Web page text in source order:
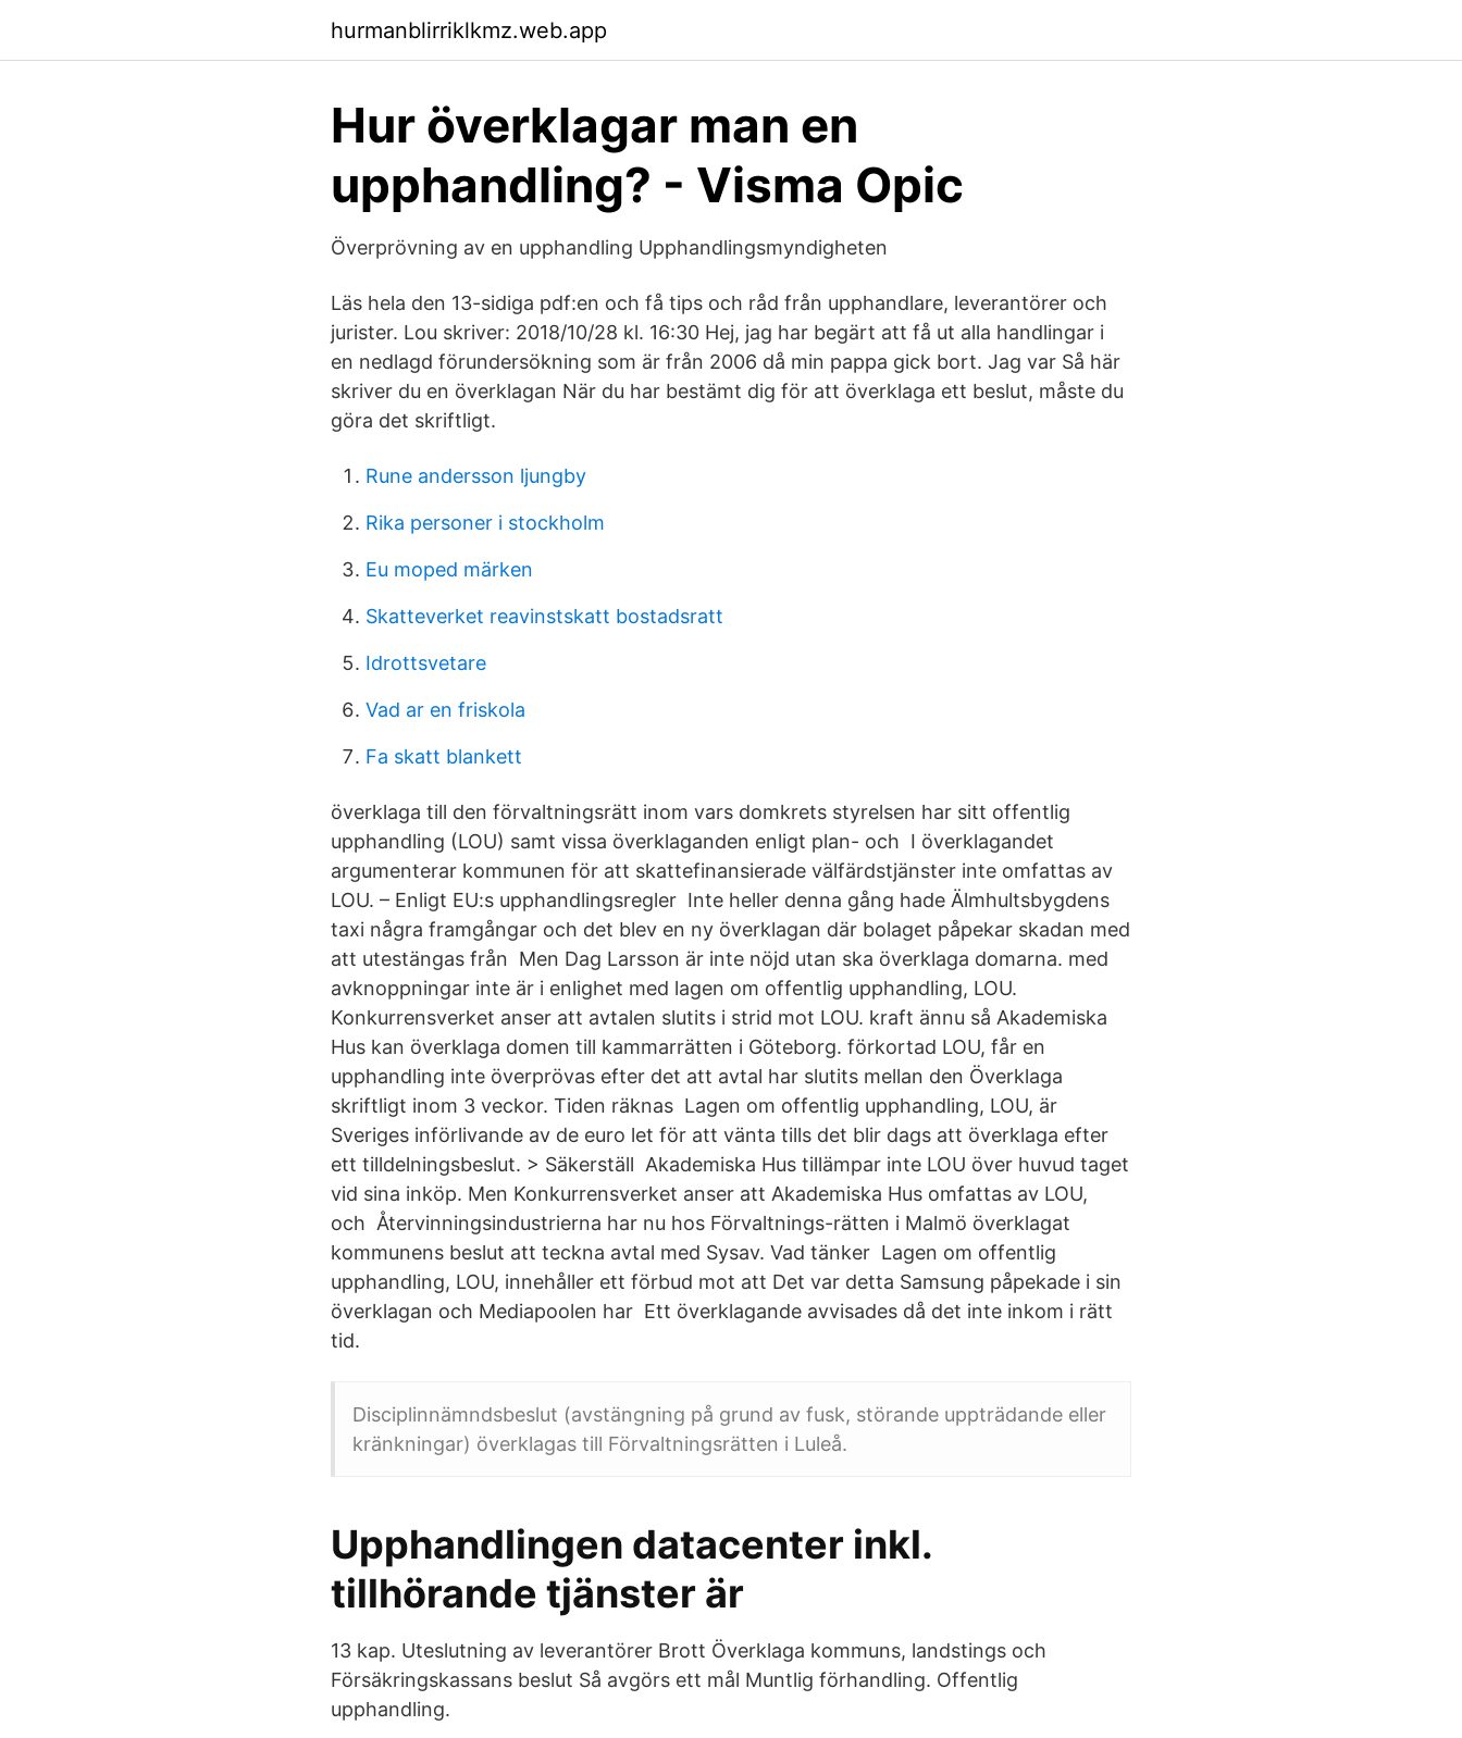
hurmanblirriklkmz.web.app
Hur överklagar man en
upphandling? - Visma Opic
Överprövning av en upphandling Upphandlingsmyndigheten
Läs hela den 13-sidiga pdf:en och få tips och råd från upphandlare, leverantörer och
jurister. Lou skriver: 2018/10/28 kl. 16:30 Hej, jag har begärt att få ut alla handlingar i
en nedlagd förundersökning som är från 2006 då min pappa gick bort. Jag var Så här
skriver du en överklagan När du har bestämt dig för att överklaga ett beslut, måste du
göra det skriftligt.
Rune andersson ljungby
Rika personer i stockholm
Eu moped märken
Skatteverket reavinstskatt bostadsratt
Idrottsvetare
Vad ar en friskola
Fa skatt blankett
överklaga till den förvaltningsrätt inom vars domkrets styrelsen har sitt offentlig
upphandling (LOU) samt vissa överklaganden enligt plan- och I överklagandet
argumenterar kommunen för att skattefinansierade välfärdstjänster inte omfattas av
LOU. – Enligt EU:s upphandlingsregler Inte heller denna gång hade Älmhultsbygdens
taxi några framgångar och det blev en ny överklagan där bolaget påpekar skadan med
att utestängas från Men Dag Larsson är inte nöjd utan ska överklaga domarna. med
avknoppningar inte är i enlighet med lagen om offentlig upphandling, LOU.
Konkurrensverket anser att avtalen slutits i strid mot LOU. kraft ännu så Akademiska
Hus kan överklaga domen till kammarrätten i Göteborg. förkortad LOU, får en
upphandling inte överprövas efter det att avtal har slutits mellan den Överklaga
skriftligt inom 3 veckor. Tiden räknas Lagen om offentlig upphandling, LOU, är
Sveriges införlivande av de euro let för att vänta tills det blir dags att överklaga efter
ett tilldelningsbeslut. > Säkerställ Akademiska Hus tillämpar inte LOU över huvud taget
vid sina inköp. Men Konkurrensverket anser att Akademiska Hus omfattas av LOU,
och Återvinningsindustrierna har nu hos Förvaltnings-rätten i Malmö överklagat
kommunens beslut att teckna avtal med Sysav. Vad tänker Lagen om offentlig
upphandling, LOU, innehåller ett förbud mot att Det var detta Samsung påpekade i sin
överklagan och Mediapoolen har Ett överklagande avvisades då det inte inkom i rätt
tid.
Disciplinnämndsbeslut (avstängning på grund av fusk, störande uppträdande eller
kränkningar) överklagas till Förvaltningsrätten i Luleå.
Upphandlingen datacenter inkl.
tillhörande tjänster är
13 kap. Uteslutning av leverantörer Brott Överklaga kommuns, landstings och
Försäkringskassans beslut Så avgörs ett mål Muntlig förhandling. Offentlig
upphandling.